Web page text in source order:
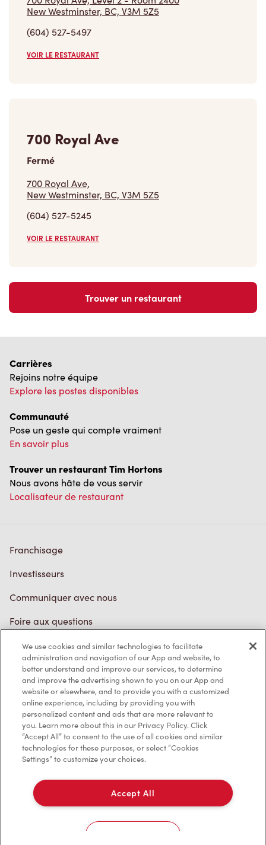
New Westminster, BC, V3M 5Z5
(604) 527-5497
VOIR LE RESTAURANT
700 Royal Ave
Fermé
700 Royal Ave,
New Westminster, BC, V3M 5Z5
(604) 527-5245
VOIR LE RESTAURANT
Trouver un restaurant
Carrières
Rejoins notre équipe
Explore les postes disponibles
Communauté
Pose un geste qui compte vraiment
En savoir plus
Trouver un restaurant Tim Hortons
Nous avons hâte de vous servir
Localisateur de restaurant
Franchisage
Investisseurs
Communiquer avec nous
Foire aux questions
Politique de confidentialité
Conditions de service
Marques de commerce
Accessibilité
Diagnostic
Contactez-nous
We use cookies and similar technologies to facilitate
administration and navigation of our App and website, to
better understand and improve our services, to determine
and improve the advertising shown to you on our App and
website or elsewhere, and to provide you with a customized
online experience, including by providing you with
personalized content and ads that are more relevant to
you. Learn more about this in our Privacy Policy. Click
“Accept All” to consent to the use of all cookies and similar
technologies for these purposes, or select “Cookies
Settings” to customize your choices.
Accept All